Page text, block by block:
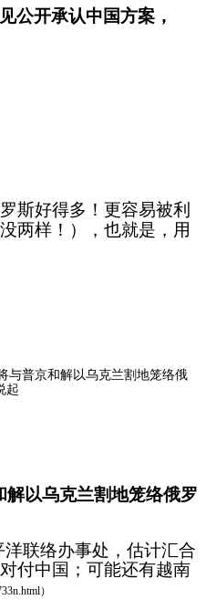
见公开承认中国方案，
斯好得多！更容易被利
两样！），也就是，用
与普京和解以乌克兰割地笼络俄
起
以乌克兰割地笼络俄罗
洋联络办事处，估计汇合
付中国；可能还有越南
）